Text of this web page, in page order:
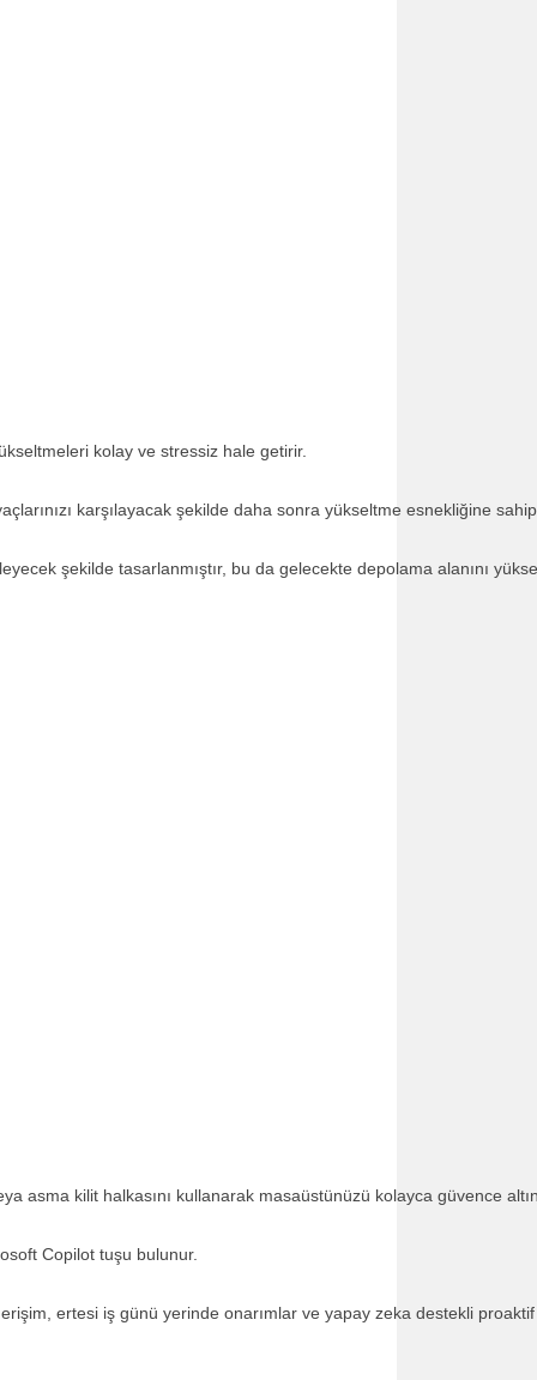
kolay ve stressiz hale getirir.
karşılayacak şekilde daha sonra yükseltme esnekliğine
şekilde tasarlanmıştır, bu da gelecekte depolama alanını
asma kilit halkasını kullanarak masaüstünüzü kolayca güvence
Copilot tuşu bulunur.
ertesi iş günü yerinde onarımlar ve yapay zeka destekli proaktif